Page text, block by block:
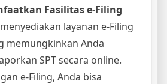
Fasilitas e-Filing
menyediakan layanan e-Filing
memungkinkan Anda
SPT secara online.
e-Filing, Anda bisa